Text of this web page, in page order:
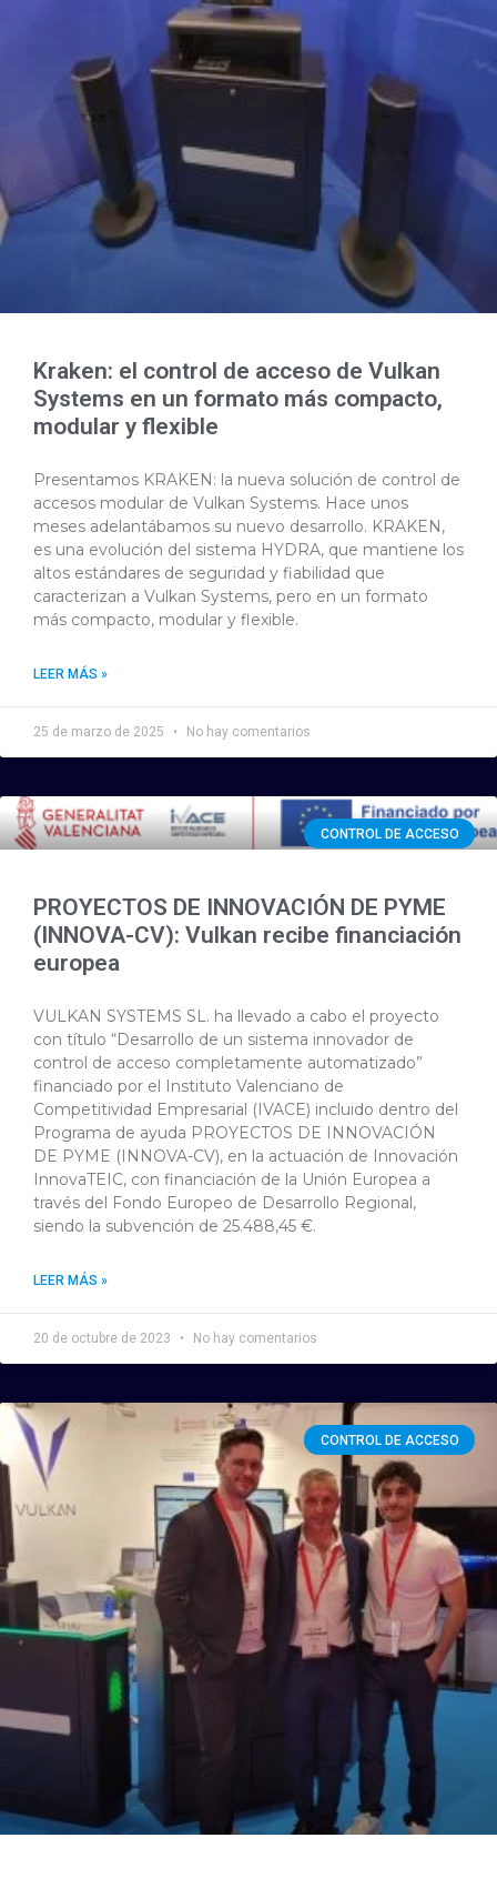
Kraken: el control de acceso de Vulkan
Systems en un formato más compacto,
modular y flexible
Presentamos KRAKEN: la nueva solución de control de
accesos modular de Vulkan Systems. Hace unos
meses adelantábamos su nuevo desarrollo. KRAKEN,
es una evolución del sistema HYDRA, que mantiene los
altos estándares de seguridad y fiabilidad que
caracterizan a Vulkan Systems, pero en un formato
más compacto, modular y flexible.
LEER MÁS »
25 de marzo de 2025 No hay comentarios
CONTROL DE ACCESO
PROYECTOS DE INNOVACIÓN DE PYME
(INNOVA-CV): Vulkan recibe financiación
europea
VULKAN SYSTEMS SL. ha llevado a cabo el proyecto
con título “Desarrollo de un sistema innovador de
control de acceso completamente automatizado”
financiado por el Instituto Valenciano de
Competitividad Empresarial (IVACE) incluido dentro del
Programa de ayuda PROYECTOS DE INNOVACIÓN
DE PYME (INNOVA-CV), en la actuación de Innovación
InnovaTEIC, con financiación de la Unión Europea a
través del Fondo Europeo de Desarrollo Regional,
siendo la subvención de 25.488,45 €.
LEER MÁS »
20 de octubre de 2023 No hay comentarios
CONTROL DE ACCESO